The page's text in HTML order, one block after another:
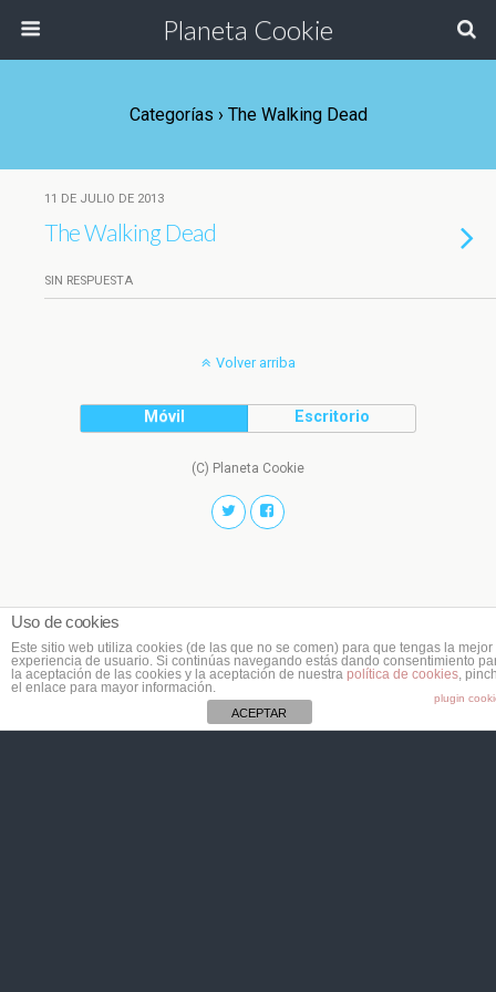
Planeta Cookie
Categorías › The Walking Dead
11 DE JULIO DE 2013
The Walking Dead
SIN RESPUESTA
Volver arriba
Móvil Escritorio
(C) Planeta Cookie
Uso de cookies
Este sitio web utiliza cookies (de las que no se comen) para que tengas la mejor
experiencia de usuario. Si continúas navegando estás dando consentimiento
la aceptación de las cookies y la aceptación de nuestra política de cookies,
el enlace para mayor información.
plugin
ACEPTAR